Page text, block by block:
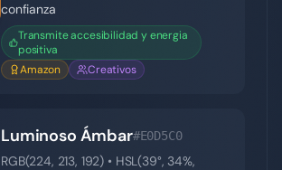
confianza
Transmite accesibilidad y energia
positiva
Amazon
Creativos
Luminoso Ámbar#E0D5C0
RGB(224, 213, 192) • HSL(39°,34%,